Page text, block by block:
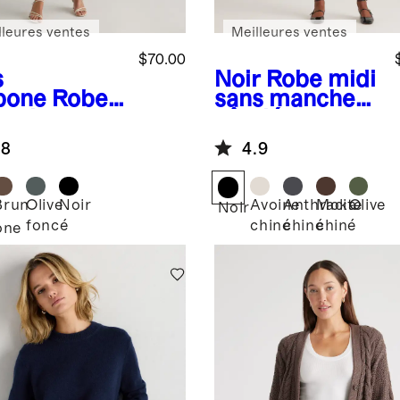
Robe
en tricot
de
$70.00
ventes
Olive
foncé
Noir
Noir Robe midi
sans manches
coton et
cachemire
Meilleures ventes
4.9
NoirAvoine
chiné
Anthracite
chiné
Moka
chiné
Olive